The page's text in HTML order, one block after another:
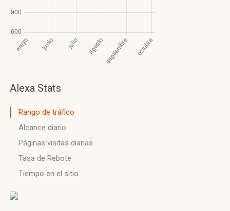
Alexa Stats
Rango de tráfico
Alcance diario
Páginas visitas diarias
Tasa de Rebote
Tiempo en el sitio